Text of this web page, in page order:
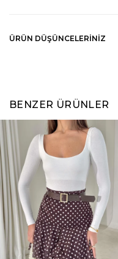
ÜRÜN DÜŞÜNCELERINIZ
BENZER ÜRÜNLER